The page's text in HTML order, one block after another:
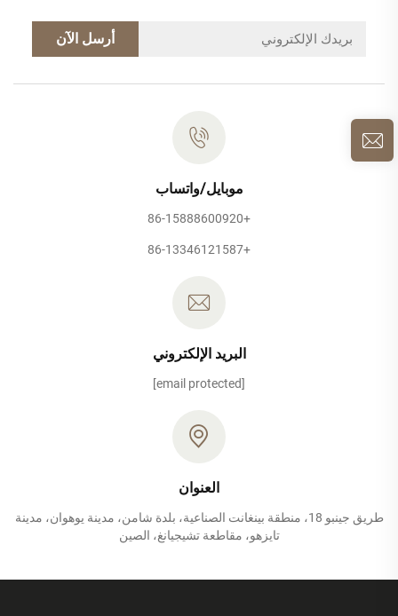
أرسل الآن
موبايل/واتساب
+86-15888600920
+86-13346121587
البريد الإلكتروني
[email protected]
العنوان
طريق جينبو 18، منطقة بينغانت الصناعية، بلدة شامن، مدينة يوهوان، مدينة
تايزهو، مقاطعة تشيجيانغ، الصين